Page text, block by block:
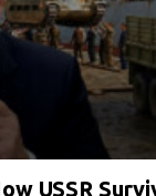
USSR